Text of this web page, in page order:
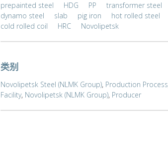
prepainted steel HDG PP transformer steel
dynamo steel
slab pig iron hot rolled steel
cold rolled coil
HRC Novolipetsk
类别
Novolipetsk Steel (NLMK Group), Production Process
Facility, Novolipetsk (NLMK Group), Producer